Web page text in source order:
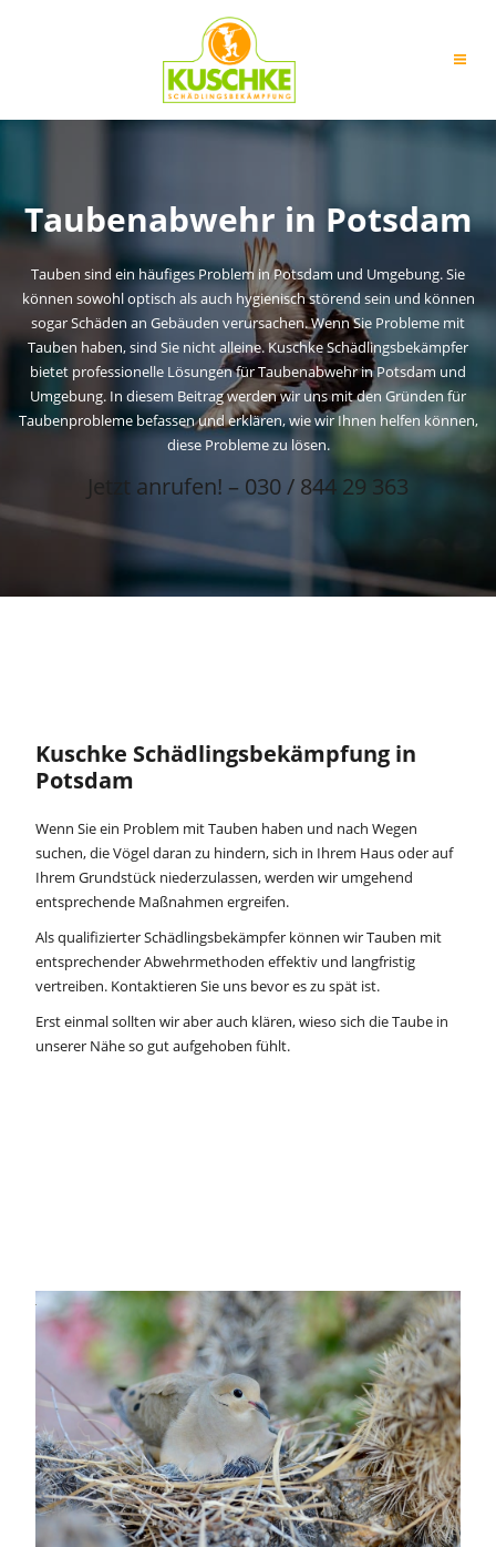
Taubenabwehr in Potsdam
Tauben sind ein häufiges Problem in Potsdam und Umgebung. Sie
können sowohl optisch als auch hygienisch störend sein und können
sogar Schäden an Gebäuden verursachen. Wenn Sie Probleme mit
Tauben haben, sind Sie nicht alleine. Kuschke Schädlingsbekämpfer
bietet professionelle Lösungen für Taubenabwehr in Potsdam und
Umgebung. In diesem Beitrag werden wir uns mit den Gründen für
Taubenprobleme befassen und erklären, wie wir Ihnen helfen können,
diese Probleme zu lösen.
Jetzt anrufen! – 030 / 844 29 363
Kuschke Schädlingsbekämpfung in
Potsdam
Wenn Sie ein Problem mit Tauben haben und nach Wegen
suchen, die Vögel daran zu hindern, sich in Ihrem Haus oder auf
Ihrem Grundstück niederzulassen, werden wir umgehend
entsprechende Maßnahmen ergreifen.
Als qualifizierter Schädlingsbekämpfer können wir Tauben mit
entsprechender Abwehrmethoden effektiv und langfristig
vertreiben. Kontaktieren Sie uns bevor es zu spät ist.
Erst einmal sollten wir aber auch klären, wieso sich die Taube in
unserer Nähe so gut aufgehoben fühlt.